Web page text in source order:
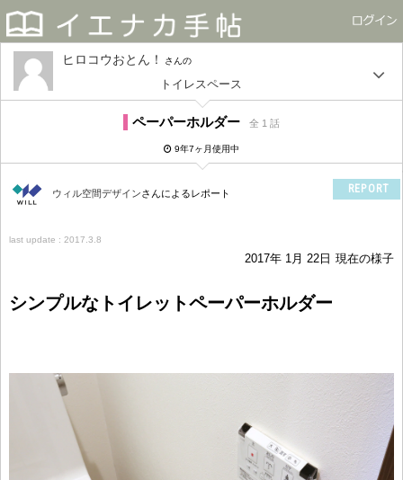
ヒロコウおとん！ さん
トイレスペース
ペーパーホルダー 全 1 話
9年7ヶ月使用中
ウィル空間デザインさんによるレポート REPORT
last update : 2017.3.8
2017年 1月 22日 現在の様子
シンプルなトイレットペーパーホルダー